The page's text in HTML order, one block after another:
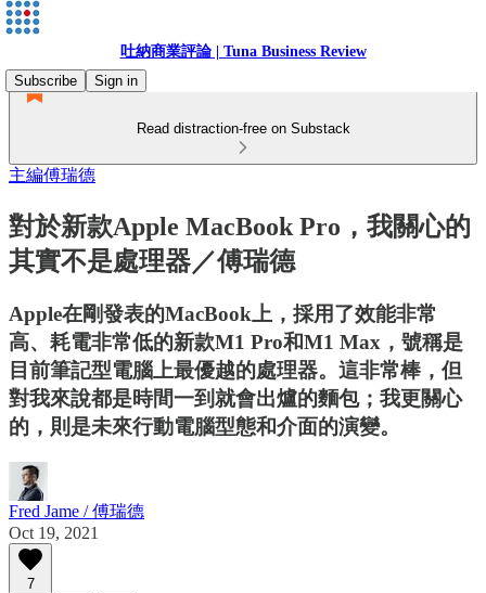
吐納商業評論 | Tuna Business Review
Subscribe
Sign in
Read distraction-free on Substack
主編傅瑞德
對於新款Apple MacBook Pro，我關心的
其實不是處理器／傅瑞德
Apple在剛發表的MacBook上，採用了效能非常
高、耗電非常低的新款M1 Pro和M1 Max，號稱是
目前筆記型電腦上最優越的處理器。這非常棒，但
對我來說都是時間一到就會出爐的麵包；我更關心
的，則是未來行動電腦型態和介面的演變。
Fred Jame / 傅瑞德
Oct 19, 2021
7